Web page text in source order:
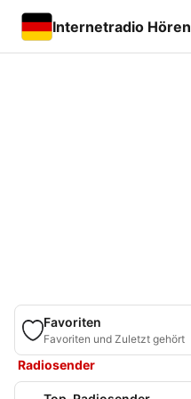
Internetradio Hören
Favoriten
Favoriten und Zuletzt gehört
Radiosender